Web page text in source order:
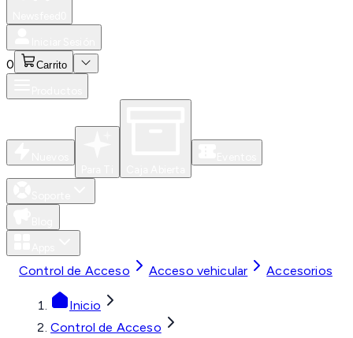
0 Carrito
Control de Acceso Acceso vehicular Accesorios
Inicio
Control de Acceso